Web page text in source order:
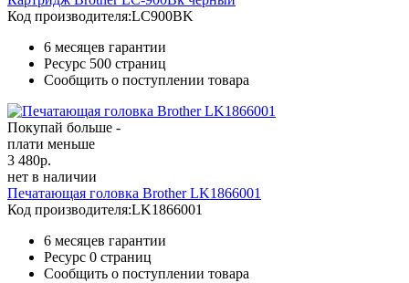
Код производителя:LC900BK
6 месяцев гарантии
Ресурс 500 страниц
Сообщить о поступлении товара
Покупай больше -
плати меньше
3 480р.
нет в наличии
Печатающая головка Brother LK1866001
Код производителя:LK1866001
6 месяцев гарантии
Ресурс 0 страниц
Сообщить о поступлении товара